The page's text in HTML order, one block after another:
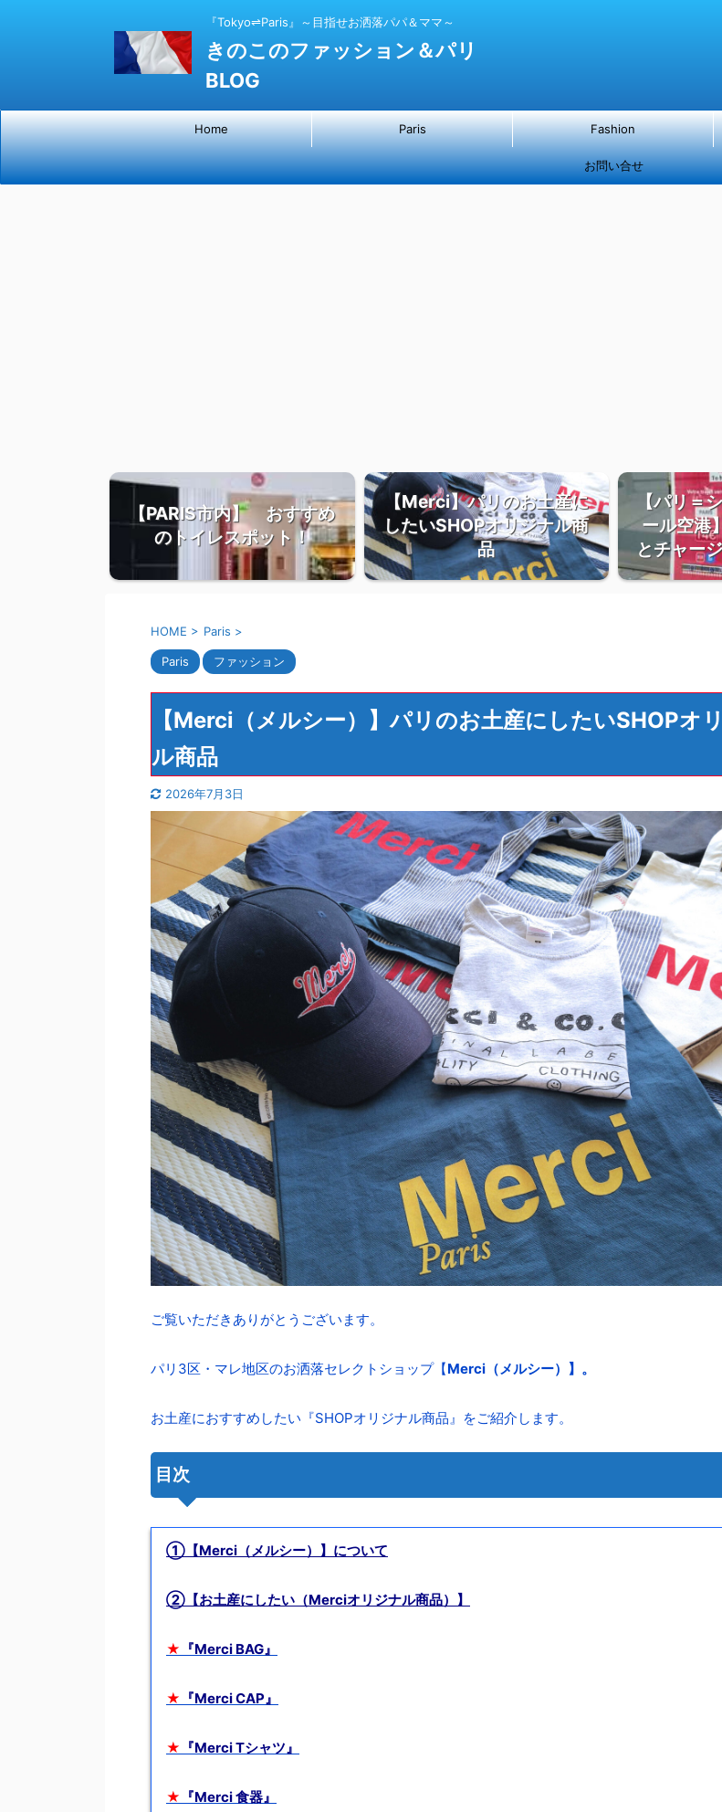
『Tokyo⇌Paris』～目指せお洒落パパ＆ママ～
きのこのファッション＆パリ
BLOG
Home Paris Fashion
お問い合せ
【PARIS市内】 おすすめ
のトイレスポット！
【Merci】パリのお土産に
したいSHOPオリジナル商
品
【パリ＝
ール空港
とチャー
HOME > Paris >
Paris ファッション
【Merci（メルシー）】パリのお土産にしたいSHOPオ
ル商品
2026年7月3日
ご覧いただきありがとうございます。
パリ3区・マレ地区のお洒落セレクトショップ【Merci（メルシー）】。
お土産におすすめしたい『SHOPオリジナル商品』をご紹介します。
目次
①【Merci（メルシー）】について
②【お土産にしたい（Merciオリジナル商品）】
★ 『Merci BAG』
★ 『Merci CAP』
★ 『Merci Tシャツ』
★ 『Merci 食器』